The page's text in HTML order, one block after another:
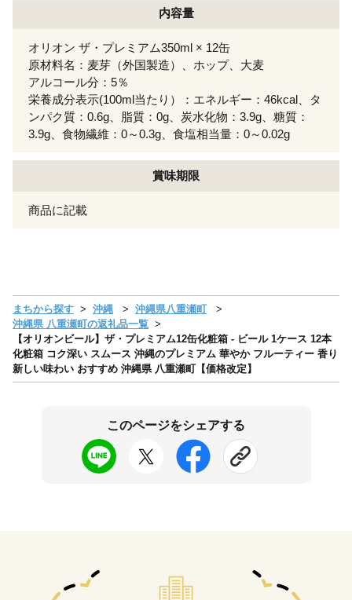
内容量
オリオン ザ・プレミアム350ml × 12缶
原材料名：麦芽（外国製造）、ホップ、大麦
アルコール分：5％
栄養成分表示(100ml当たり）：エネルギー：46kcal、タ
ンパク質：0.6g、脂質：0g、炭水化物：3.9g、糖質：
3.9g、食物繊維：0～0.3g、食塩相当量：0～0.02g
賞味期限
商品に記載
まちから探す 沖縄
沖縄県八重瀬町
沖縄県 八重瀬町の返礼品一覧
【オリオンビール】ザ・プレミアム12缶化粧箱 - ビール 1ケース 12本
化粧箱 コク深い スムース 沖縄のプレミアム 華やか フルーティー 香り
新しい味わい おすすめ 沖縄県 八重瀬町【価格改定】
このページをシェアする